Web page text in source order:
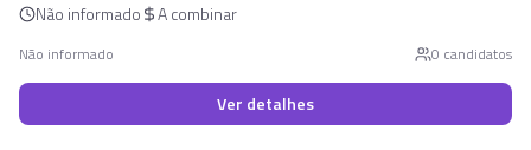
Não informado A combinar
Não informado 0 candidatos
Ver detalhes